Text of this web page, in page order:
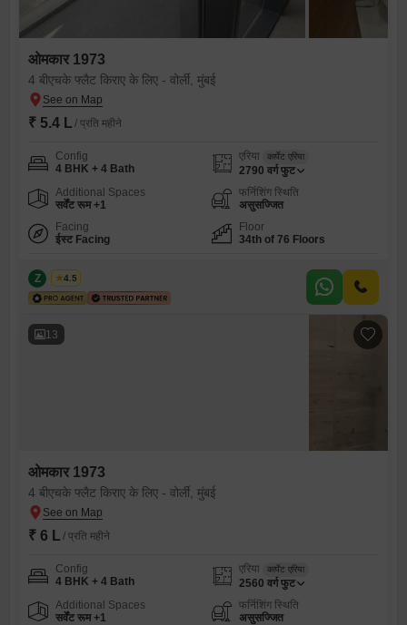
ओमकार 1973
4 बीएचके फ्लैट किराए के लिए - वोर्ली, मुंबई
₹ 5.4 L / प्रति महीने
Config
4 BHK + 4 Bath
एरिया कार्पेट एरिया
2790 वर्ग फुट
Additional Spaces
सर्वेंट रूम +1
फर्निशिंग स्थिति
असुसज्जित
Facing
ईस्ट Facing
Floor
34th of 76 Floors
Z Zeltro
4.5
13
ओमकार 1973
4 बीएचके फ्लैट किराए के लिए - वोर्ली, मुंबई
₹ 6 L / प्रति महीने
Config
4 BHK + 4 Bath
एरिया कार्पेट एरिया
2560 वर्ग फुट
Additional Spaces
सर्वेंट रूम +1
फर्निशिंग स्थिति
असुसज्जित